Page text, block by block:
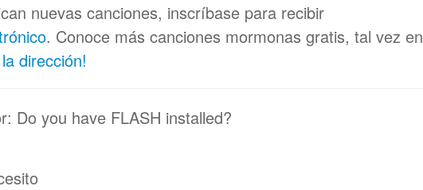
nuevas canciones, inscríbase para recibir
. Conoce más canciones mormonas gratis, tal vez en
dirección!
Do you have FLASH installed?